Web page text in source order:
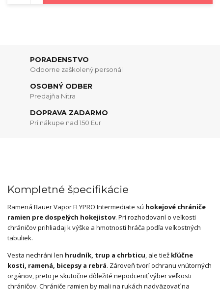
PORADENSTVO
Odborne zaškolený personál
OSOBNÝ ODBER
Predajňa Nitra
DOPRAVA ZADARMO
Pri nákupe nad 150 Eur
Kompletné špecifikácie
Ramená Bauer Vapor FLYPRO Intermediate sú hokejové chrániče
ramien pre dospelých hokejistov. Pri rozhodovaní o veľkosti
chráničov prihliadaj k výške a hmotnosti hráča podľa veľkostných
tabuliek.
Vesta nechráni len hrudník, trup a chrbticu, ale tiež kľúčne
kosti, ramená, bicepsy a rebrá. Zároveň tvorí ochranu vnútorných
orgánov, preto je skutočne dôležité nepodceniť výber veľkosti
chráničov. Chrániče ramien by mali na rukách nadväzovať na